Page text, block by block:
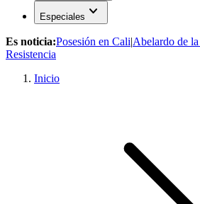
Especiales expand_more
Es noticia:Posesión en Cali|Abelardo de
Resistencia
Inicio